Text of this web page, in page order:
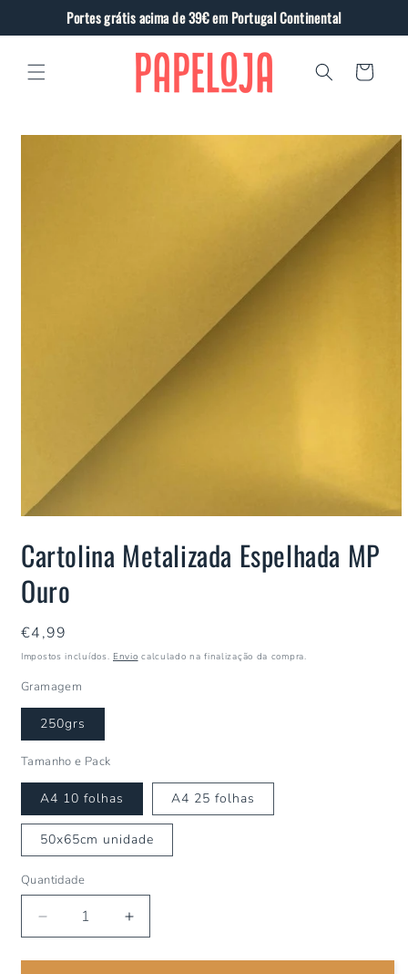
conteúdo
Portes grátis acima de 39€ em Portugal Continental
Carrinho
Cartolina Metalizada Espelhada MP
Ouro
Preço
normal
€4,99
Impostos incluídos. Envio calculado na finalização da compra.
Gramagem
250grs
Tamanho e Pack
A4 10 folhas A4 25 folhas
50x65cm unidade
Quantidade
Diminuir
a
quantidade
Aumentar
a
quantidade